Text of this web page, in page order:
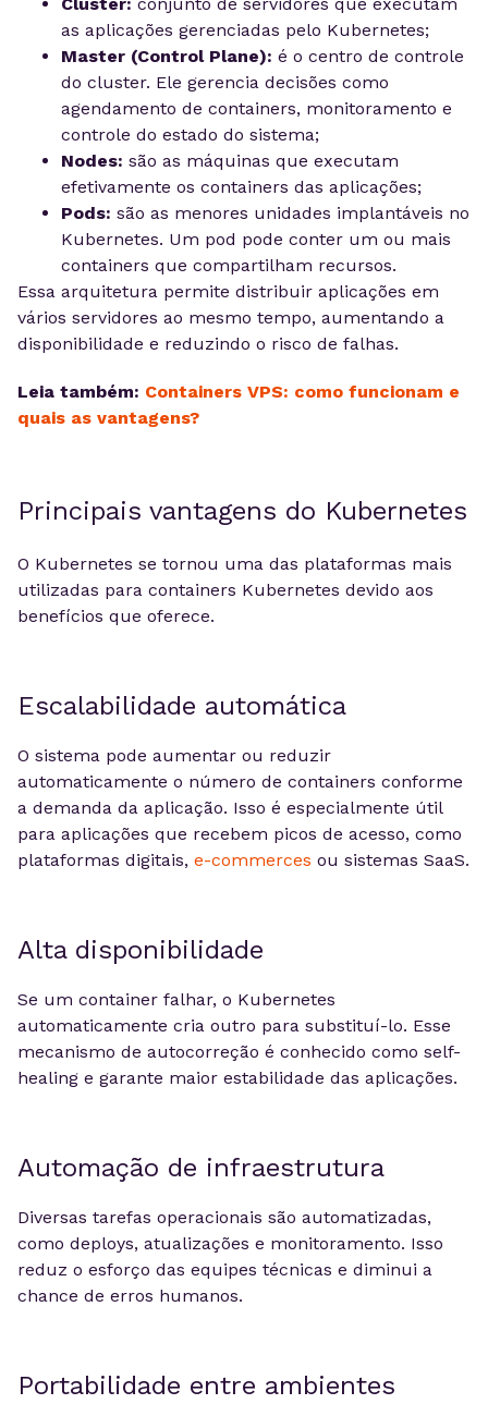
as aplicações gerenciadas pelo Kubernetes;
Master (Control Plane): é o centro de controle
do cluster. Ele gerencia decisões como
agendamento de containers, monitoramento e
controle do estado do sistema;
Nodes: são as máquinas que executam
efetivamente os containers das aplicações;
Pods: são as menores unidades implantáveis no
Kubernetes. Um pod pode conter um ou mais
containers que compartilham recursos.
Essa arquitetura permite distribuir aplicações em
vários servidores ao mesmo tempo, aumentando a
disponibilidade e reduzindo o risco de falhas.
Leia também: Containers VPS: como funcionam e
quais as vantagens?
Principais vantagens do Kubernetes
O Kubernetes se tornou uma das plataformas mais
utilizadas para containers Kubernetes devido aos
benefícios que oferece.
Escalabilidade automática
O sistema pode aumentar ou reduzir
automaticamente o número de containers conforme
a demanda da aplicação. Isso é especialmente útil
para aplicações que recebem picos de acesso, como
plataformas digitais, e-commerces ou sistemas SaaS.
Alta disponibilidade
Se um container falhar, o Kubernetes
automaticamente cria outro para substituí-lo. Esse
mecanismo de autocorreção é conhecido como self-
healing e garante maior estabilidade das aplicações.
Automação de infraestrutura
Diversas tarefas operacionais são automatizadas,
como deploys, atualizações e monitoramento. Isso
reduz o esforço das equipes técnicas e diminui a
chance de erros humanos.
Portabilidade entre ambientes